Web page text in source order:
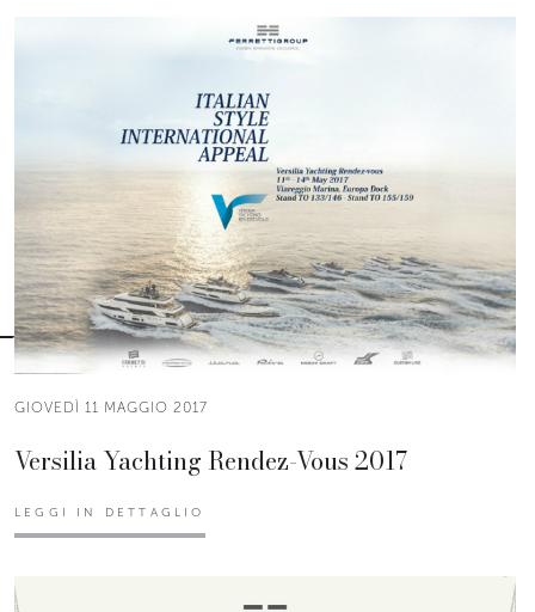
GIOVEDÌ 11 MAGGIO 2017
Versilia Yachting Rendez-Vous 2017
LEGGI IN DETTAGLIO